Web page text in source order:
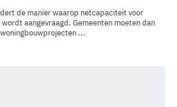
de manier waarop netcapaciteit voor
aangevraagd. Gemeenten moeten dan
...